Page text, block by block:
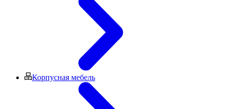
Корпусная мебель